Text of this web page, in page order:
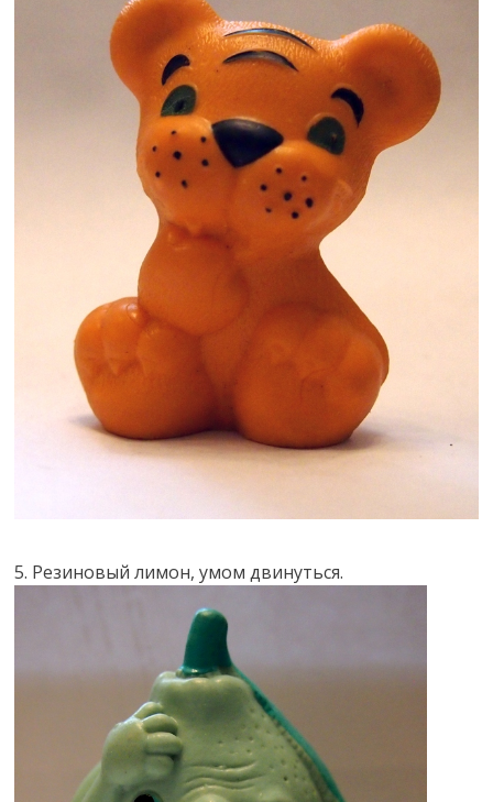
5. Резиновый лимон, умом двинуться.